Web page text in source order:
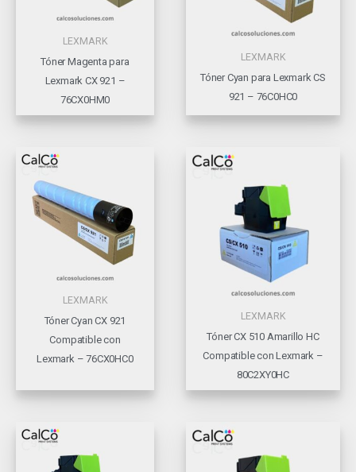
LEXMARK
Tóner Magenta para
Lexmark CX 921 –
76CX0HM0
LEXMARK
Tóner Cyan para Lexmark CS
921 – 76C0HC0
LEXMARK
Tóner Cyan CX 921
Compatible con
Lexmark – 76CX0HC0
LEXMARK
Tóner CX 510 Amarillo HC
Compatible con Lexmark –
80C2XY0HC